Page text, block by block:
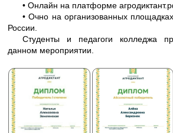
• Онлайн на платформе
• Очно на организованных
России.
Студенты и педагоги колледжа
данном мероприятии.